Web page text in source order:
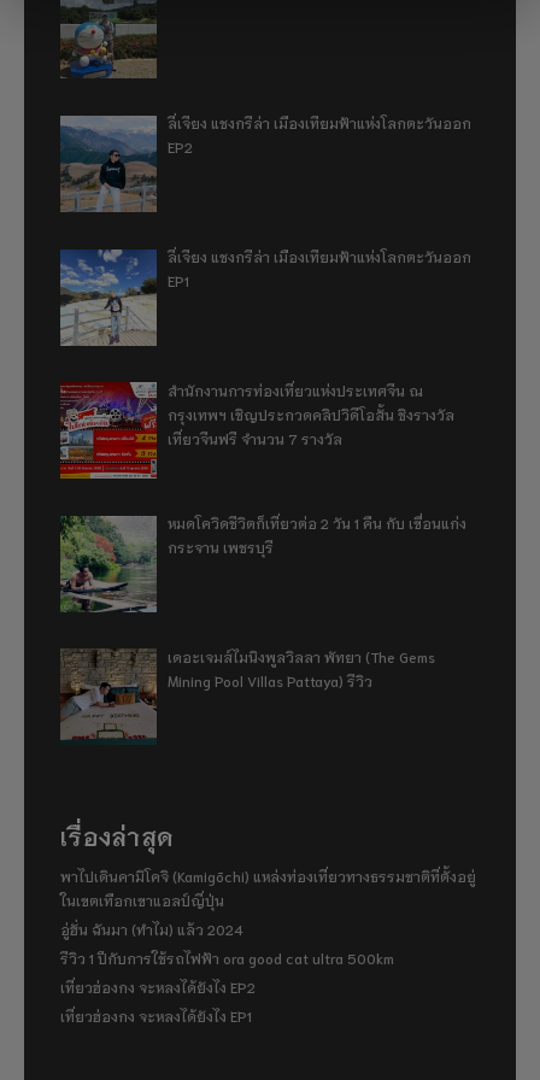
ลี่เจียง แชงกรีล่า เมืองเทียมฟ้าแห่งโลกตะวันออก
EP2
ลี่เจียง แชงกรีล่า เมืองเทียมฟ้าแห่งโลกตะวันออก
EP1
สำนักงานการท่องเที่ยวแห่งประเทศจีน ณ
กรุงเทพฯ เชิญประกวดคลิปวิดีโอสั้น ชิงรางวัล
เที่ยวจีนฟรี จำนวน 7 รางวัล
หมดโควิดชีวิตก็เที่ยวต่อ 2 วัน 1 คืน กับ เขื่อนแก่ง
กระจาน เพชรบุรี
เดอะเจมส์ไมนิงพูลวิลลา พัทยา (The Gems
Mining Pool Villas Pattaya) รีวิว
เรื่องล่าสุด
พาไปเดินคามิโคจิ (Kamigōchi) แหล่งท่องเที่ยวทางธรรมชาติที่ตั้งอยู่
ในเขตเทือกเขาแอลป์ญี่ปุ่น
อู่ฮั่น ฉันมา (ทำไม) แล้ว 2024
รีวิว 1 ปีกับการใช้รถไฟฟ้า ora good cat ultra 500km
เที่ยวฮ่องกง จะหลงได้ยังไง EP2
เที่ยวฮ่องกง จะหลงได้ยังไง EP1